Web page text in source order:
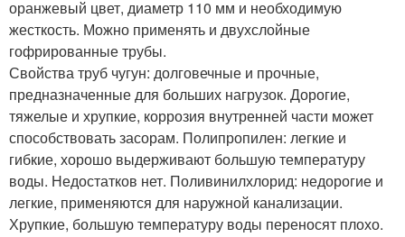
оранжевый цвет, диаметр 110 мм и необходимую
жесткость. Можно применять и двухслойные
гофрированные трубы.
Свойства труб чугун: долговечные и прочные,
предназначенные для больших нагрузок. Дорогие,
тяжелые и хрупкие, коррозия внутренней части может
способствовать засорам. Полипропилен: легкие и
гибкие, хорошо выдерживают большую температуру
воды. Недостатков нет. Поливинилхлорид: недорогие и
легкие, применяются для наружной канализации.
Хрупкие, большую температуру воды переносят плохо.